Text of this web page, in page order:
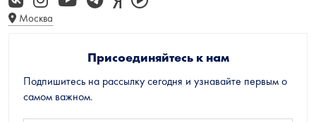
Москва
Присоединяйтесь к нам
Подпишитесь на рассылку сегодня и узнавайте первым о
самом важном.